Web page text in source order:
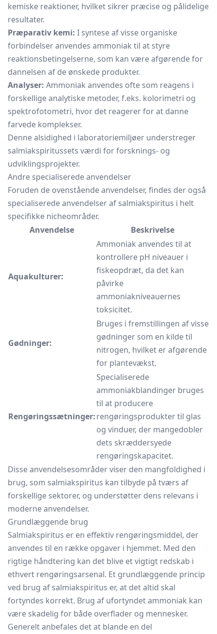
kemiske reaktioner, hvilket sikrer præcise og pålidelige
resultater.
Præparativ kemi: I syntese af visse organiske
forbindelser anvendes ammoniak til at styre
reaktionsbetingelserne, som kan være afgørende for
dannelsen af de ønskede produkter.
Analyser: Ammoniak anvendes ofte som reagens i
forskellige analytiske metoder, f.eks. kolorimetri og
spektrofotometri, hvor det reagerer for at danne
farvede komplekser.
Denne alsidighed i laboratoriemiljøer understreger
salmiakspiritussets værdi for forsknings- og
udviklingsprojekter.
Andre specialiserede anvendelser
Foruden de ovenstående anvendelser, findes der også
specialiserede anvendelser af salmiakspiritus i helt
specifikke nicheområder.
Anvendelse
Beskrivelse
Aquakulturer:
Ammoniak anvendes til at
kontrollere pH niveauer i
fiskeopdræt, da det kan
påvirke
ammoniakniveauernes
toksicitet.
Gødninger:
Bruges i fremstillingen af visse
gødninger som en kilde til
nitrogen, hvilket er afgørende
for plantevækst.
Rengøringssætninger:
Specialiserede
ammoniakblandinger bruges
til at producere
rengøringsprodukter til glas
og vinduer, der mangedobler
dets skræddersyede
rengøringskapacitet.
Disse anvendelsesområder viser den mangfoldighed i
brug, som salmiakspiritus kan tilbyde på tværs af
forskellige sektorer, og understøtter dens relevans i
moderne anvendelser.
Grundlæggende brug
Salmiakspiritus er en effektiv rengøringsmiddel, der
anvendes til en række opgaver i hjemmet. Med den
rigtige håndtering kan det blive et vigtigt redskab i
ethvert rengøringsarsenal. Et grundlæggende princip
ved brug af salmiakspiritus er, at det altid skal
fortyndes korrekt. Brug af ufortyndet ammoniak kan
være skadelig for både overflader og mennesker.
Generelt anbefales det at blande en del